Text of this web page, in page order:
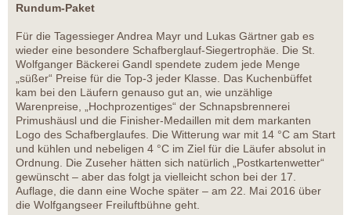
Rundum-Paket
Für die Tagessieger Andrea Mayr und Lukas Gärtner gab es
wieder eine besondere Schafberglauf-Siegertrophäe. Die St.
Wolfganger Bäckerei Gandl spendete zudem jede Menge
„süßer“ Preise für die Top-3 jeder Klasse. Das Kuchenbüffet
kam bei den Läufern genauso gut an, wie unzählige
Warenpreise, „Hochprozentiges“ der Schnapsbrennerei
Primushäusl und die Finisher-Medaillen mit dem markanten
Logo des Schafberglaufes. Die Witterung war mit 14 °C am Start
und kühlen und nebeligen 4 °C im Ziel für die Läufer absolut in
Ordnung. Die Zuseher hätten sich natürlich „Postkartenwetter“
gewünscht – aber das folgt ja vielleicht schon bei der 17.
Auflage, die dann eine Woche später – am 22. Mai 2016 über
die Wolfgangseer Freiluftbühne geht.